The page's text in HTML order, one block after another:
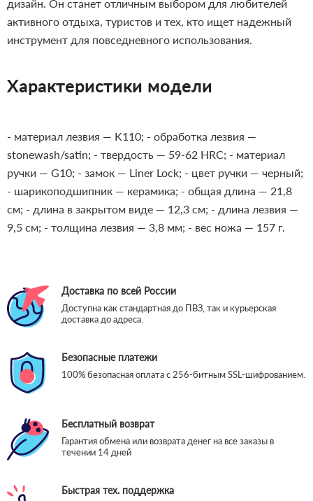
дизайн. Он станет отличным выбором для любителей
активного отдыха, туристов и тех, кто ищет надежный
инструмент для повседневного использования.
Характеристики модели
- материал лезвия — K110; - обработка лезвия —
stonewash/satin; - твердость — 59-62 HRC; - материал
ручки — G10; - замок — Liner Lock; - цвет ручки — черный;
- шарикоподшипник — керамика; - общая длина — 21,8
см; - длина в закрытом виде — 12,3 см; - длина лезвия —
9,5 см; - толщина лезвия — 3,8 мм; - вес ножа — 157 г.
Доставка по всей России
Доступна как стандартная до ПВЗ, так и курьерская
доставка до адреса.
Безопасные платежи
100% безопасная оплата с 256-битным SSL-шифрованием.
Бесплатный возврат
Гарантия обмена или возврата денег на все заказы в
течении 14 дней
Быстрая тех. поддержка